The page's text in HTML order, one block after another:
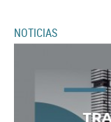
NOTICIAS